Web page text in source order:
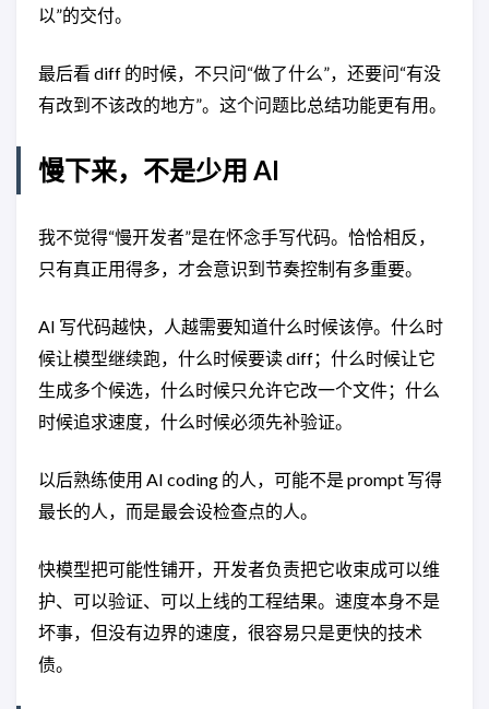
以”的交付。
最后看 diff 的时候，不只问“做了什么”，还要问“有没
有改到不该改的地方”。这个问题比总结功能更有用。
慢下来，不是少用 AI
我不觉得“慢开发者”是在怀念手写代码。恰恰相反，
只有真正用得多，才会意识到节奏控制有多重要。
AI 写代码越快，人越需要知道什么时候该停。什么时
候让模型继续跑，什么时候要读 diff；什么时候让它
生成多个候选，什么时候只允许它改一个文件；什么
时候追求速度，什么时候必须先补验证。
以后熟练使用 AI coding 的人，可能不是 prompt 写得
最长的人，而是最会设检查点的人。
快模型把可能性铺开，开发者负责把它收束成可以维
护、可以验证、可以上线的工程结果。速度本身不是
坏事，但没有边界的速度，很容易只是更快的技术
债。